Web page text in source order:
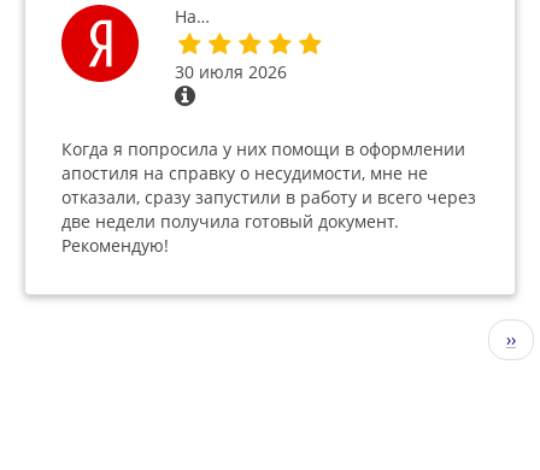
На…
30 июля 2026
Когда я попросила у них помощи в оформлении
апостиля на справку о несудимости, мне не
отказали, сразу запустили в работу и всего через
две недели получила готовый документ.
Рекомендую!
››